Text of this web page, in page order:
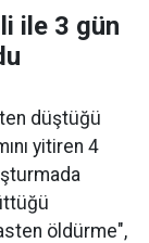
ile 3 gün
düştüğü
yitiren 4
öldürme",